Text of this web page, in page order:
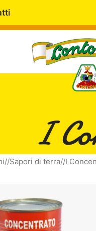
I
/ Sapori di terra/ I